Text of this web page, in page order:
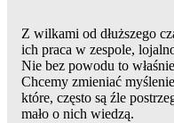
Z wilkami od dłuższego
ich praca w zespole,
Nie bez powodu to
Chcemy zmieniać
które, często są źle
mało o nich wiedzą.